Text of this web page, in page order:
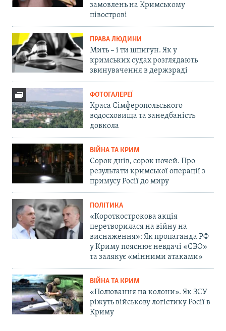
замовлень на Кримському
півострові
ПРАВА ЛЮДИНИ
Мить – і ти шпигун. Як у
кримських судах розглядають
звинувачення в держзраді
ФОТОГАЛЕРЕЇ
Краса Сімферопольського
водосховища та занедбаність
довкола
ВІЙНА ТА КРИМ
Сорок днів, сорок ночей. Про
результати кримської операції з
примусу Росії до миру
ПОЛІТИКА
«Короткострокова акція
перетворилася на війну на
виснаження»: Як пропаганда РФ
у Криму пояснює невдачі «СВО»
та залякує «мінними атаками»
ВІЙНА ТА КРИМ
«Полювання на колони». Як ЗСУ
ріжуть військову логістику Росії в
Криму